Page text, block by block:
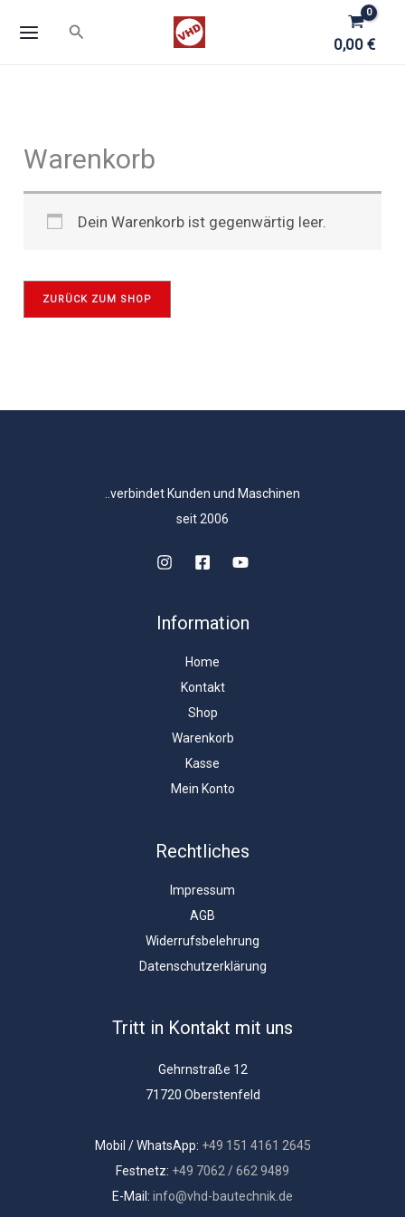
Inhalt
Suchen
0,00€
Warenkorb
Dein Warenkorb ist gegenwärtig leer.
ZURÜCK ZUM SHOP
..verbindet Kunden und Maschinen
seit 2006
Information
Home
Kontakt
Shop
Warenkorb
Kasse
Mein Konto
Rechtliches
Impressum
AGB
Widerrufsbelehrung
Datenschutzerklärung
Tritt in Kontakt mit uns
Gehrnstraße 12
71720 Oberstenfeld
Mobil / WhatsApp: +49 151 4161 2645
Festnetz: +49 7062 / 662 9489
E-Mail: info@vhd-bautechnik.de